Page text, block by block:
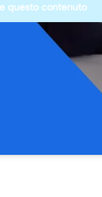
questo contenuto